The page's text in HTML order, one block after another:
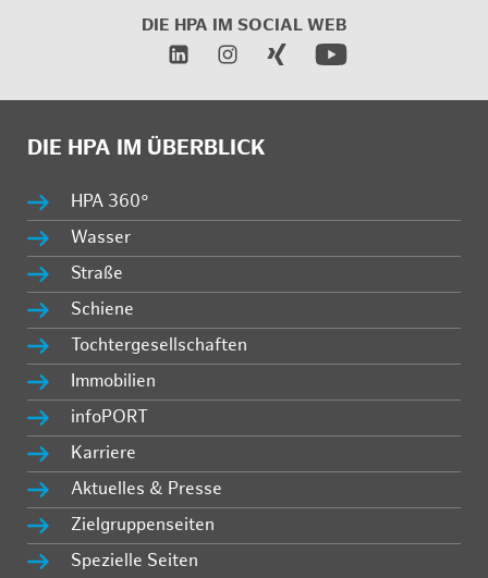
DIE HPA IM SOCIAL WEB
DIE HPA IM ÜBERBLICK
HPA 360°
Wasser
Straße
Schiene
Tochtergesellschaften
Immobilien
infoPORT
Karriere
Aktuelles & Presse
Zielgruppenseiten
Spezielle Seiten